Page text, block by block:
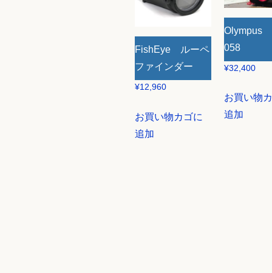
FishEye ルーペ
ファインダー
¥12,960
お買い物カゴに
追加
Olympus
058
¥32,400
お買い物
追加